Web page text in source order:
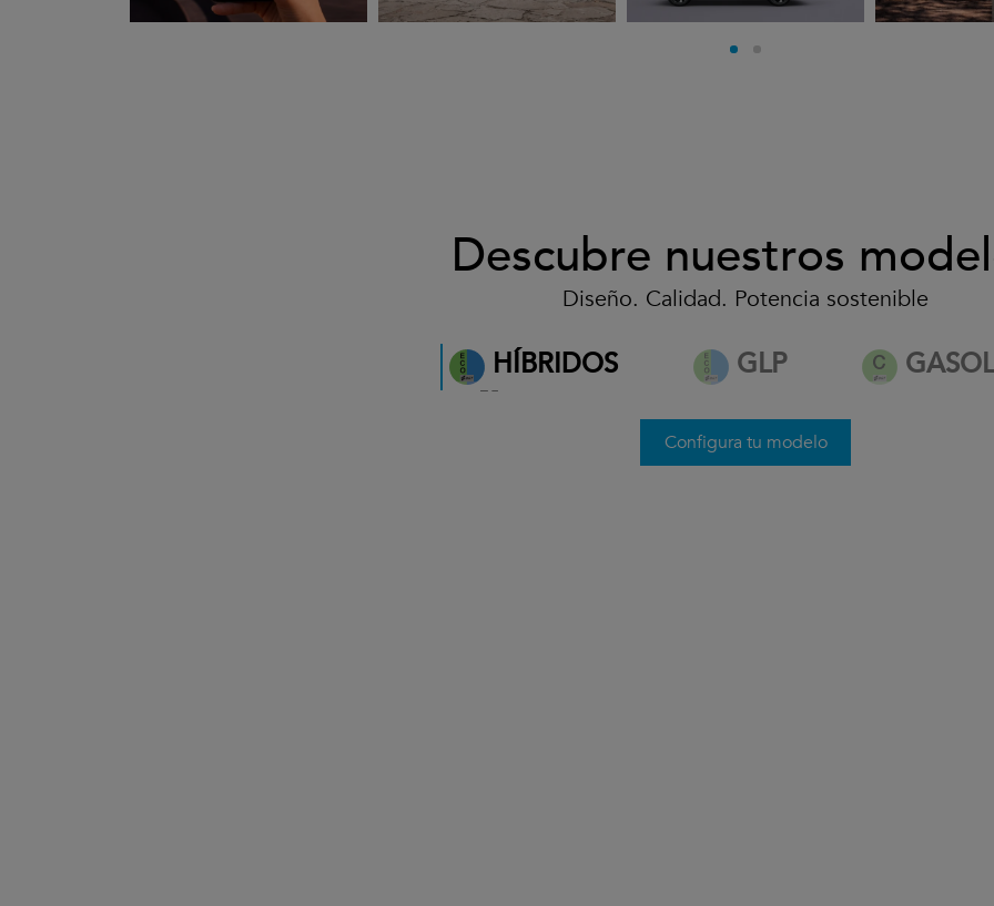
Descubre nuestros
Diseño. Calidad. Potencia sostenible
HÍBRIDOS GLP
desde 32.500€*
Ver condiciones
Configura tu modelo